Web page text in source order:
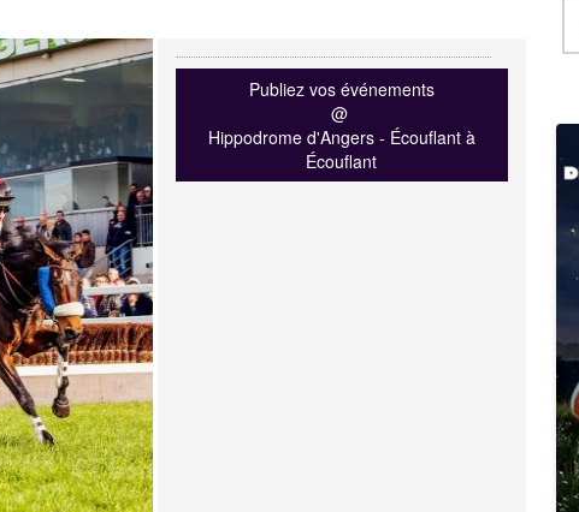
Publiez vos événements
@
Hippodrome d'Angers - Écouflant à
Écouflant